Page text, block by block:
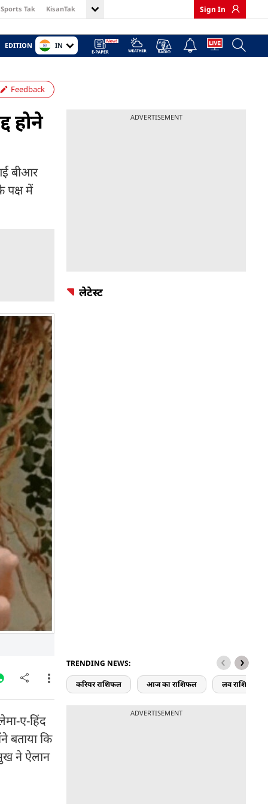
Sports Tak KisanTak Sign In
EDITION IN
Feedback
होने
बीआर
पक्ष में
ए-हिंद
बताया कि
ने ऐलान
ADVERTISEMENT
लेटेस्ट
TRENDING NEWS:
करियर राशिफल आज का राशिफल लव राशिफल
ADVERTISEMENT